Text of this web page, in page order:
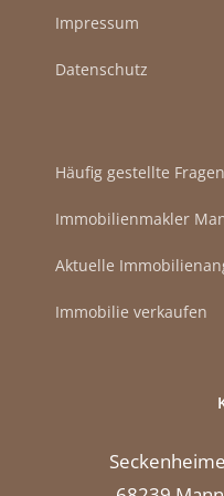
Impressum
Datenschutz
Häufig gestellte Fragen
Immobilienmakler
Aktuelle
Immobilie verkaufen